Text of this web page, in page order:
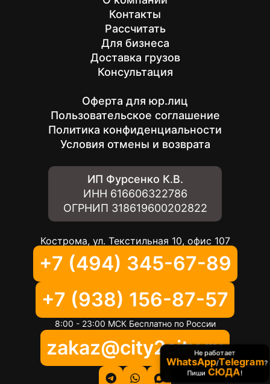
Контакты
Рассчитать
Для бизнеса
Доставка грузов
Консультация
Оферта для юр.лиц
Пользовательское соглашение
Политика конфиденциальности
Условия отмены и возврата
ИП Фурсенко К.В.
ИНН 616606322786
ОГРНИП 318619600202822
Кострома, ул. Текстильная 10, офис 107
+7 (494) 345-67-89
+7 (938) 156-87-57
8:00 - 23:00 МСК Бесплатно по России
zakaz@city2city.ru
Не работает
WhatsApp/Telegram?
Пиши СЮДА!